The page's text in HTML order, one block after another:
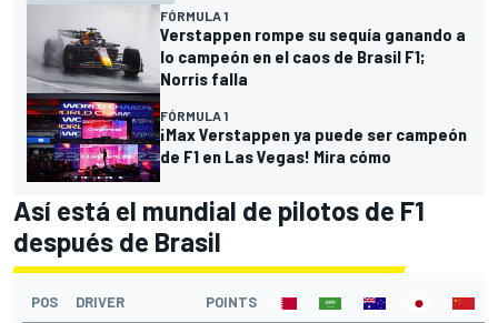
FÓRMULA 1
Verstappen rompe su sequía ganando a
lo campeón en el caos de Brasil F1;
Norris falla
FÓRMULA 1
¡Max Verstappen ya puede ser campeón
de F1 en Las Vegas! Mira cómo
Así está el mundial de pilotos de F1
después de Brasil
POS DRIVER POINTS